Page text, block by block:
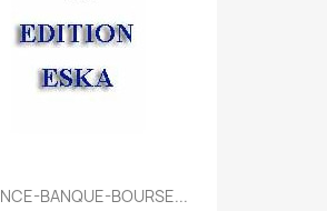
BANQUE-BOURSE...